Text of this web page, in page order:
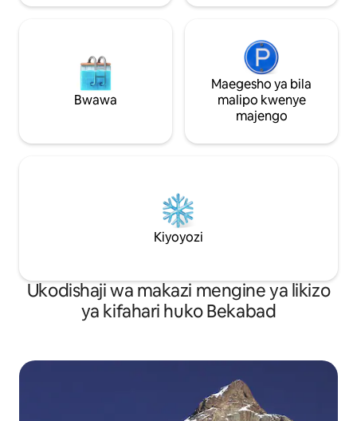
Bwawa
Maegesho ya bila
malipo kwenye
majengo
Kiyoyozi
Ukodishaji wa makazi mengine ya likizo
ya kifahari huko Bekabad